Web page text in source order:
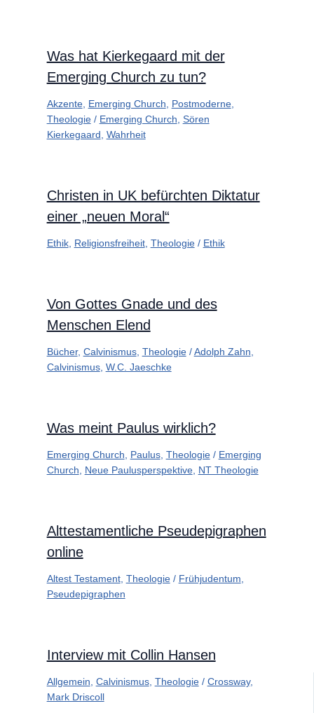
Was hat Kierkegaard mit der
Emerging Church zu tun?
Akzente, Emerging Church Postmoderne,
Theologie/ Emerging Church Sören
Kierkegaard Wahrheit
Christen in UK befürchten Diktatur
einer „neuen Moral“
Ethik, Religionsfreiheit, Theologie/ Ethik
Von Gottes Gnade und des
Menschen Elend
Bücher, Calvinismus, Theologie/Adolph Zahn
Calvinismus, W.C. Jaeschke
Was meint Paulus wirklich?
Emerging Church Paulus, Theologie/ Emerging
Church
Neue Paulusperspektive, NT Theologie
Alttestamentliche Pseudepigraphen
online
Altest Testament, Theologie/ Frühjudentum
Pseudepigraphen
Interview mit Collin Hansen
Allgemein Calvinismus, Theologie/ Crossway,
Mark Driscoll